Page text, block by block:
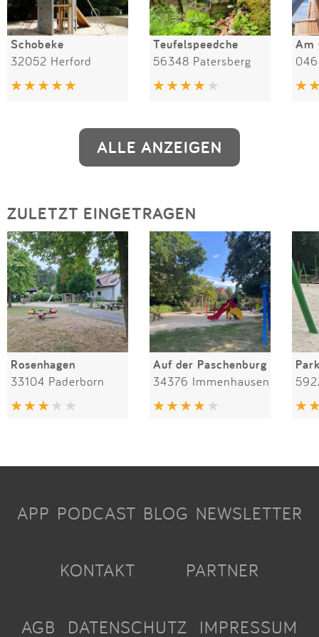
Schobeke
32052 Herford
Teufelspeedche
56348 Patersberg
Am
ALLE ANZEIGEN
ZULETZT EINGETRAGEN
Rosenhagen
33104 Paderborn
Auf der Paschenburg
34376 Immenhausen
APP PODCAST BLOG NEWSLETTER
KONTAKT PARTNER
AGB DATENSCHUTZ IMPRESSUM